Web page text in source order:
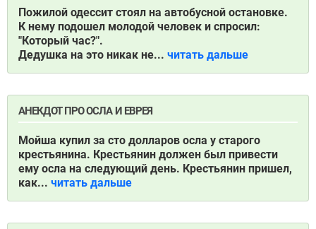
Пожилой одессит стоял на автобусной остановке.
К нему подошел молодой человек и спросил:
"Который час?".
Дедушка на это никак не... читать дальше
АНЕКДОТ ПРО ОСЛА И ЕВРЕЯ
Мойша купил за сто долларов осла у старого
крестьянина. Крестьянин должен был привести
ему осла на следующий день. Крестьянин пришел,
как... читать дальше